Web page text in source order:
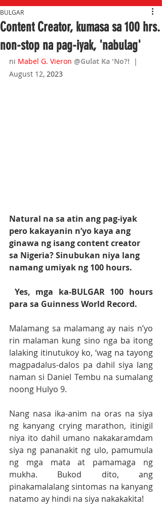
Content Creator, kumasa sa 100 hrs.
non-stop na pag-iyak, 'nabulag'
BULGAR
ni Mabel G. Vieron @Gulat Ka 'No?!
|
August 12, 2023
Natural na sa atin ang pag-iyak
pero kakayanin n’yo kaya ang
ginawa ng isang content creator
sa Nigeria? Sinubukan niya lang
namang umiyak ng 100 hours.
para sa Guinness World Record.
Malamang sa malamang ay nais n’yo
rin malaman kung sino nga ba itong
lalaking itinutukoy ko, ‘wag na tayong
magpadalus-dalos pa dahil siya lang
naman si Daniel Tembu na sumalang
noong Hulyo 9.
Nang nasa ika-anim na oras na siya
ng kanyang crying marathon, itinigil
niya ito dahil umano nakakaramdam
siya ng pananakit ng ulo, pamumula
ng mga mata at pamamaga ng
mukha. Bukod dito, ang
pinakamalalang sintomas na kanyang
natamo ay hindi na siya nakakakita!